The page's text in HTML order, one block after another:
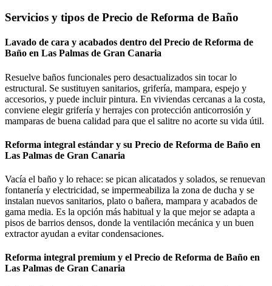
Servicios y tipos de Precio de Reforma de Baño
Lavado de cara y acabados dentro del Precio de Reforma de
Baño en Las Palmas de Gran Canaria
Resuelve baños funcionales pero desactualizados sin tocar lo
estructural. Se sustituyen sanitarios, grifería, mampara, espejo y
accesorios, y puede incluir pintura. En viviendas cercanas a la costa,
conviene elegir grifería y herrajes con protección anticorrosión y
mamparas de buena calidad para que el salitre no acorte su vida útil.
Reforma integral estándar y su Precio de Reforma de Baño en
Las Palmas de Gran Canaria
Vacía el baño y lo rehace: se pican alicatados y solados, se renuevan
fontanería y electricidad, se impermeabiliza la zona de ducha y se
instalan nuevos sanitarios, plato o bañera, mampara y acabados de
gama media. Es la opción más habitual y la que mejor se adapta a
pisos de barrios densos, donde la ventilación mecánica y un buen
extractor ayudan a evitar condensaciones.
Reforma integral premium y el Precio de Reforma de Baño en
Las Palmas de Gran Canaria